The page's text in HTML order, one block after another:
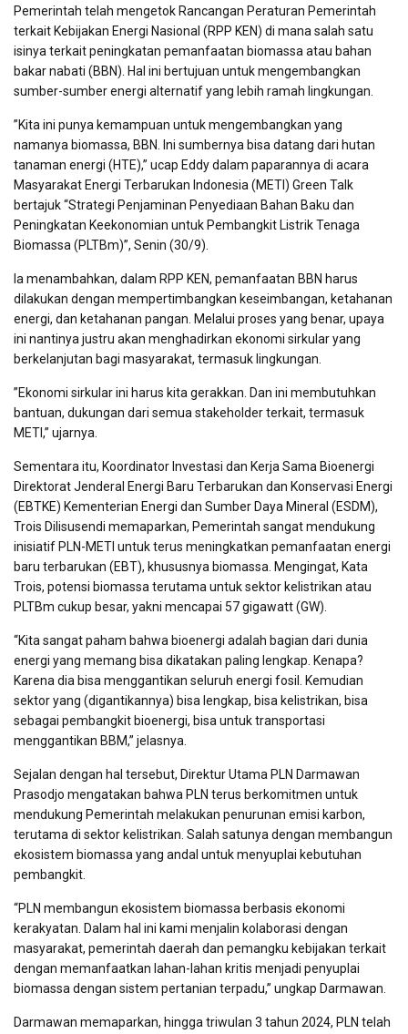
Pemerintah telah mengetok Rancangan Peraturan Pemerintah
terkait Kebijakan Energi Nasional (RPP KEN) di mana salah satu
isinya terkait peningkatan pemanfaatan biomassa atau bahan
bakar nabati (BBN). Hal ini bertujuan untuk mengembangkan
sumber-sumber energi alternatif yang lebih ramah lingkungan.
”Kita ini punya kemampuan untuk mengembangkan yang
namanya biomassa, BBN. Ini sumbernya bisa datang dari hutan
tanaman energi (HTE),” ucap Eddy dalam paparannya di acara
Masyarakat Energi Terbarukan Indonesia (METI) Green Talk
bertajuk “Strategi Penjaminan Penyediaan Bahan Baku dan
Peningkatan Keekonomian untuk Pembangkit Listrik Tenaga
Biomassa (PLTBm)”, Senin (30/9).
Ia menambahkan, dalam RPP KEN, pemanfaatan BBN harus
dilakukan dengan mempertimbangkan keseimbangan, ketahanan
energi, dan ketahanan pangan. Melalui proses yang benar, upaya
ini nantinya justru akan menghadirkan ekonomi sirkular yang
berkelanjutan bagi masyarakat, termasuk lingkungan.
”Ekonomi sirkular ini harus kita gerakkan. Dan ini membutuhkan
bantuan, dukungan dari semua stakeholder terkait, termasuk
METI,” ujarnya.
Sementara itu, Koordinator Investasi dan Kerja Sama Bioenergi
Direktorat Jenderal Energi Baru Terbarukan dan Konservasi Energi
(EBTKE) Kementerian Energi dan Sumber Daya Mineral (ESDM),
Trois Dilisusendi memaparkan, Pemerintah sangat mendukung
inisiatif PLN-METI untuk terus meningkatkan pemanfaatan energi
baru terbarukan (EBT), khususnya biomassa. Mengingat, Kata
Trois, potensi biomassa terutama untuk sektor kelistrikan atau
PLTBm cukup besar, yakni mencapai 57 gigawatt (GW).
“Kita sangat paham bahwa bioenergi adalah bagian dari dunia
energi yang memang bisa dikatakan paling lengkap. Kenapa?
Karena dia bisa menggantikan seluruh energi fosil. Kemudian
sektor yang (digantikannya) bisa lengkap, bisa kelistrikan, bisa
sebagai pembangkit bioenergi, bisa untuk transportasi
menggantikan BBM,” jelasnya.
Sejalan dengan hal tersebut, Direktur Utama PLN Darmawan
Prasodjo mengatakan bahwa PLN terus berkomitmen untuk
mendukung Pemerintah melakukan penurunan emisi karbon,
terutama di sektor kelistrikan. Salah satunya dengan membangun
ekosistem biomassa yang andal untuk menyuplai kebutuhan
pembangkit.
“PLN membangun ekosistem biomassa berbasis ekonomi
kerakyatan. Dalam hal ini kami menjalin kolaborasi dengan
masyarakat, pemerintah daerah dan pemangku kebijakan terkait
dengan memanfaatkan lahan-lahan kritis menjadi penyuplai
biomassa dengan sistem pertanian terpadu,” ungkap Darmawan.
Darmawan memaparkan, hingga triwulan 3 tahun 2024, PLN telah